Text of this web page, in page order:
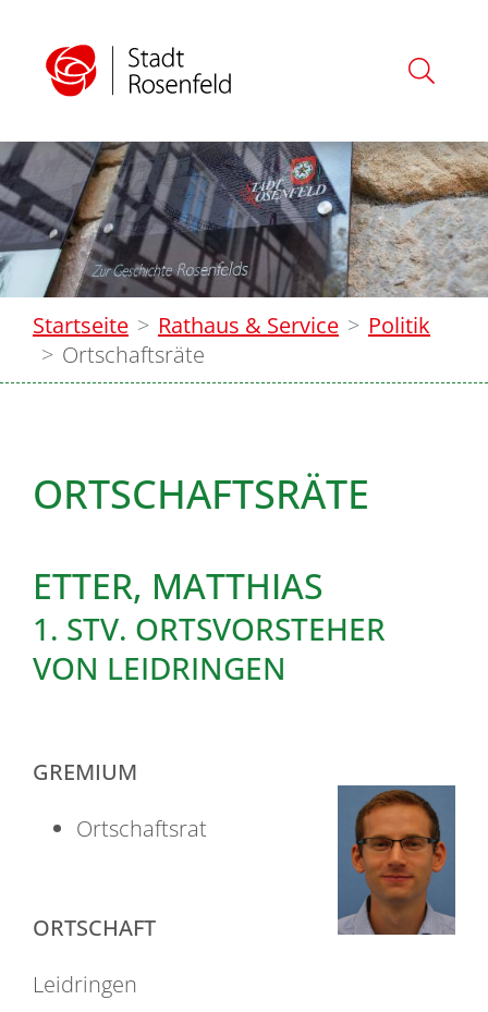
Startseite Rathaus & Service
Politik
Ortschaftsräte
ORTSCHAFTSRÄTE
ETTER, MATTHIAS
1. STV. ORTSVORSTEHER
VON LEIDRINGEN
GREMIUM
Ortschaftsrat
ORTSCHAFT
Leidringen